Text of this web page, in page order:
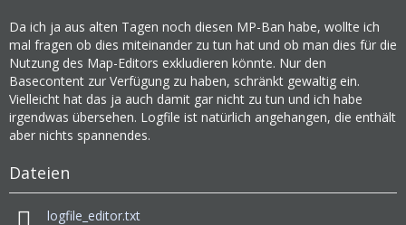
Da ich ja aus alten Tagen noch diesen MP-Ban habe, wollte ich
mal fragen ob dies miteinander zu tun hat und ob man dies für die
Nutzung des Map-Editors exkludieren könnte. Nur den
Basecontent zur Verfügung zu haben, schränkt gewaltig ein.
Vielleicht hat das ja auch damit gar nicht zu tun und ich habe
irgendwas übersehen. Logfile ist natürlich angehangen, die enthält
aber nichts spannendes.
Dateien
logfile_editor.txt